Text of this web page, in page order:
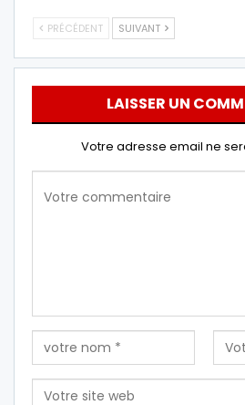
PRÉCÉDENT SUIVANT
LAISSER UN
Votre adresse email ne